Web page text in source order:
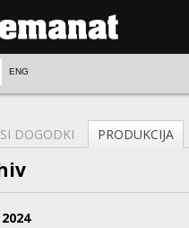
ENG
DOGODKI PRODUKCIJA